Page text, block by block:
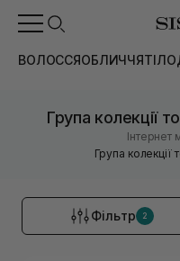
ВОЛОССЯОБЛИЧЧЯТІЛО
Група колекції
Інтернет
Група колекції
Фільтр 2